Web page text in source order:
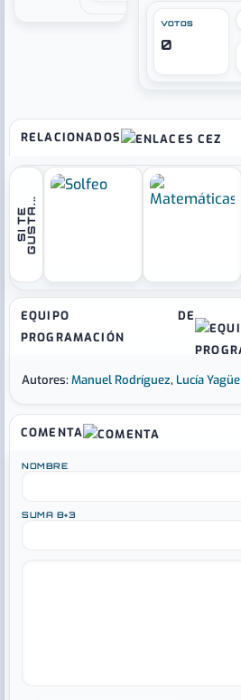
VOTOS
0
RELACIONADOS
S
I
T
E
G
U
S
T
A
.
..
EQUIPO DE
PROGRAMACIÓN
Autores: Manuel Rodríguez, Lucía Yagüe
COMENTA
NOMBRE
SUMA 8+3